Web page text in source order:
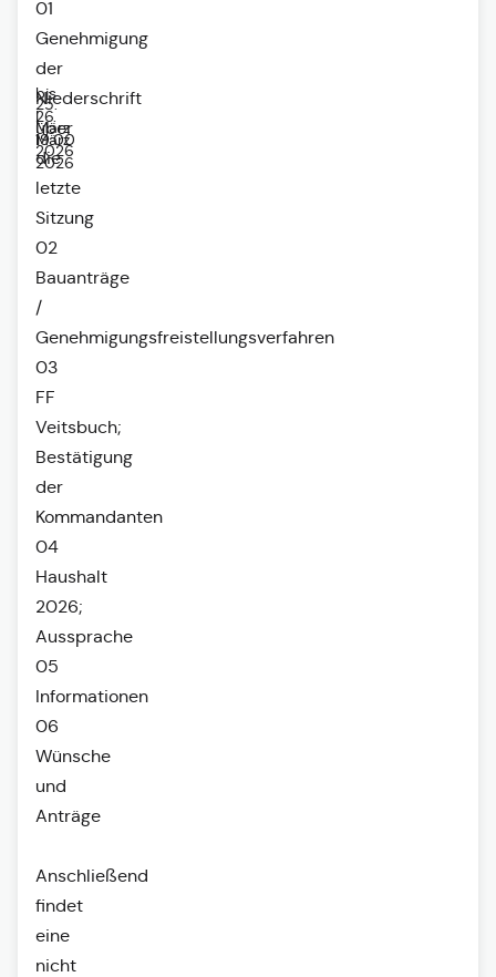
25.
März
2026
bis
26.
März
2026
|
19:00
01
Genehmigung
der
Niederschrift
über
die
letzte
Sitzung
02
Bauanträge
/
Genehmigungsfreistellungsverfahren
03
FF
Veitsbuch;
Bestätigung
der
Kommandanten
04
Haushalt
2026;
Aussprache
05
Informationen
06
Wünsche
und
Anträge
Anschließend
findet
eine
nicht